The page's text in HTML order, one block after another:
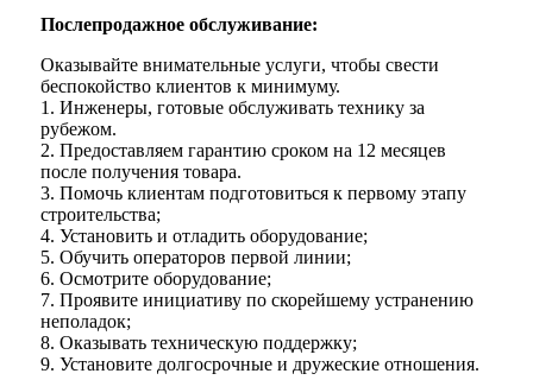
Послепродажное обслуживание:
Оказывайте внимательные услуги, чтобы свести
беспокойство клиентов к минимуму.
1. Инженеры, готовые обслуживать технику за
рубежом.
2. Предоставляем гарантию сроком на 12 месяцев
после получения товара.
3. Помочь клиентам подготовиться к первому этапу
строительства;
4. Установить и отладить оборудование;
5. Обучить операторов первой линии;
6. Осмотрите оборудование;
7. Проявите инициативу по скорейшему устранению
неполадок;
8. Оказывать техническую поддержку;
9. Установите долгосрочные и дружеские отношения.